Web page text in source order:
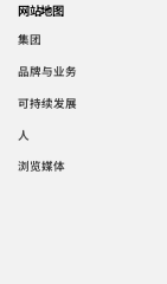
网站地图
集团
品牌与业务
可持续发展
人
浏览媒体